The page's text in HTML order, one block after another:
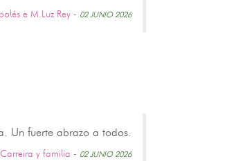
e M.Luz Rey - 02 JUNIO 2026
Un fuerte abrazo a todos.
y familia - 02 JUNIO 2026